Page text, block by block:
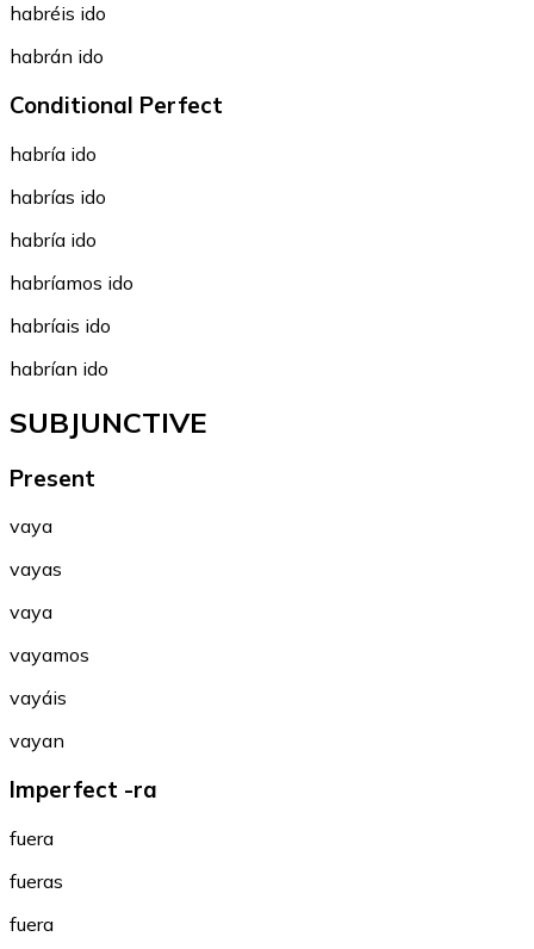
habréis ido
habrán ido
Conditional Perfect
habría ido
habrías ido
habría ido
habríamos ido
habríais ido
habrían ido
SUBJUNCTIVE
Present
vaya
vayas
vaya
vayamos
vayáis
vayan
Imperfect -ra
fuera
fueras
fuera